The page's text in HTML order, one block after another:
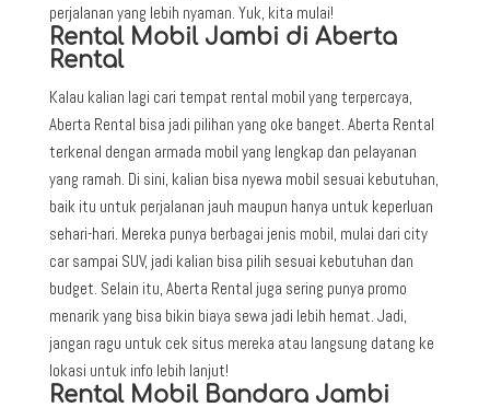
perjalanan yang lebih nyaman. Yuk, kita mulai!
Rental Mobil Jambi di Aberta
Rental
Kalau kalian lagi cari tempat rental mobil yang terpercaya,
Aberta Rental bisa jadi pilihan yang oke banget. Aberta Rental
terkenal dengan armada mobil yang lengkap dan pelayanan
yang ramah. Di sini, kalian bisa nyewa mobil sesuai kebutuhan,
baik itu untuk perjalanan jauh maupun hanya untuk keperluan
sehari-hari. Mereka punya berbagai jenis mobil, mulai dari city
car sampai SUV, jadi kalian bisa pilih sesuai kebutuhan dan
budget. Selain itu, Aberta Rental juga sering punya promo
menarik yang bisa bikin biaya sewa jadi lebih hemat. Jadi,
jangan ragu untuk cek situs mereka atau langsung datang ke
lokasi untuk info lebih lanjut!
Rental Mobil Bandara Jambi